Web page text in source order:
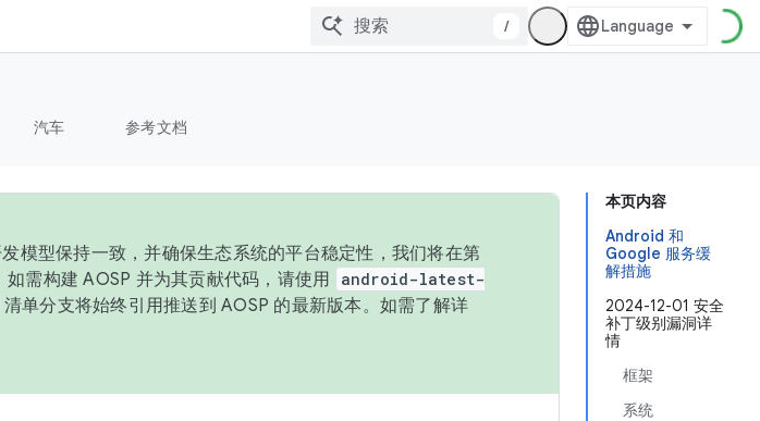
/
汽车 参考文档
本页内容
Android 和
Google 服务缓
解措施
2024-12-01 安全
补丁级别漏洞详
情
框架
系统
模型保持一致，并确保生态系统的平台稳定性，我们将在第
需构建 AOSP 并为其贡献代码，请使用
android-latest-
清单分支将始终引用推送到 AOSP 的最新版本。如需了解详